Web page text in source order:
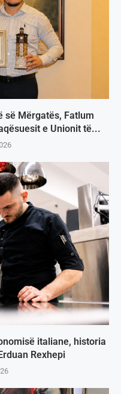
së Mërgatës, Fatlum
e Unionit të...
italiane, historia
Rexhepi